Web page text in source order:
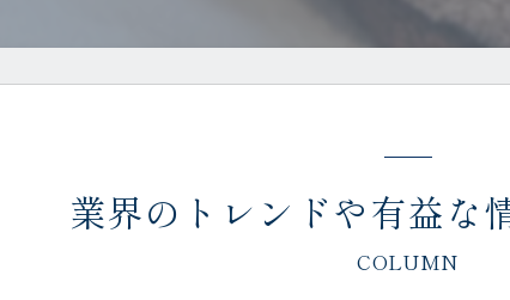
業界のトレンドや有益な
COLUMN